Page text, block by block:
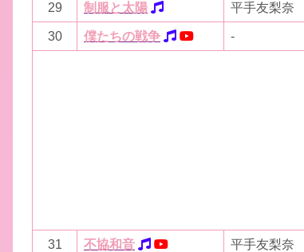
29 制服と太陽 平手友梨奈
30 僕たちの戦争 -
31 不協和音 平手友梨奈